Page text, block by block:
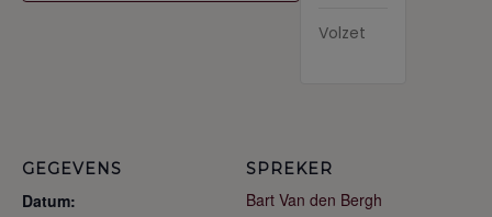
Volzet
GEGEVENS
Datum:
SPREKER
Bart Van den Bergh